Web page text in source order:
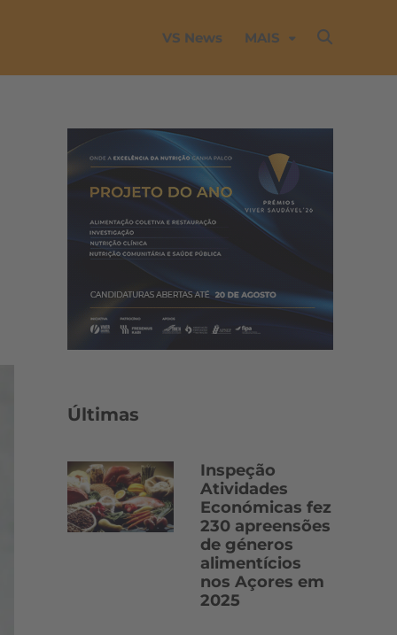
VS News MAIS
Últimas
Inspeção
Atividades
Económicas fez
230 apreensões
de géneros
alimentícios
nos Açores em
2025